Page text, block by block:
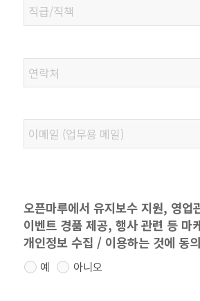
오픈마루에서 유지보수 지원, 영업
이벤트 경품 제공, 행사 관련 등 마
개인정보 수집 / 이용하는 것에 동
예 아니오